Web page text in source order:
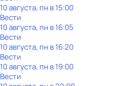
10 августа, пн в 15:00
Вести
10 августа, пн в 16:05
Вести
10 августа, пн в 16:20
Вести
10 августа, пн в 19:00
Вести